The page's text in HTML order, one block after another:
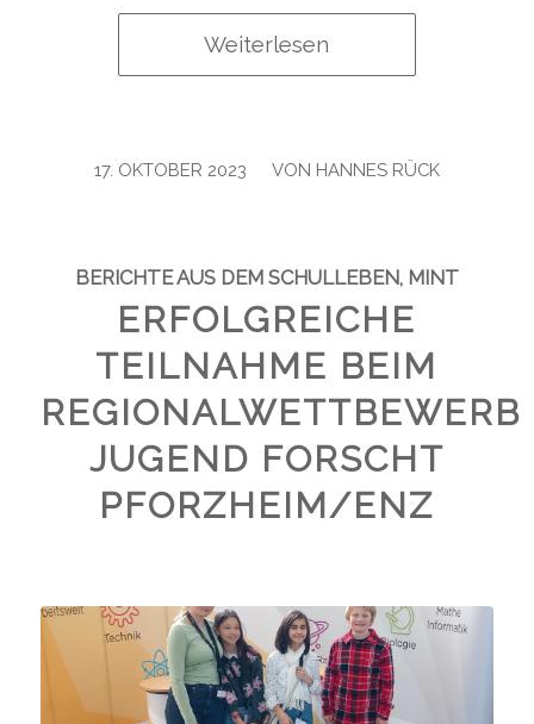
Weiterlesen
17. OKTOBER 2023
/ VON HANNES RÜCK
BERICHTE AUS DEM SCHULLEBEN, MINT
ERFOLGREICHE
TEILNAHME BEIM
REGIONALWETTBEWERB
JUGEND FORSCHT
PFORZHEIM/ENZ